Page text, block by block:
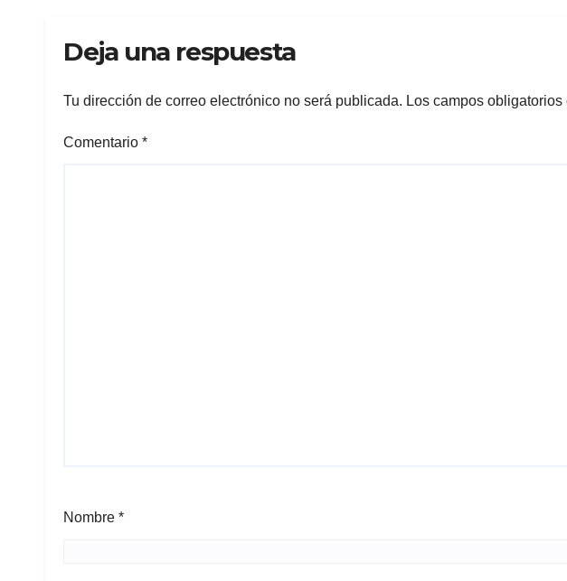
Deja una respuesta
Tu dirección de correo electrónico no será publicada. Los campos
Comentario *
Nombre *